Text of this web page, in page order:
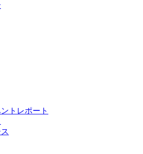
トレポート